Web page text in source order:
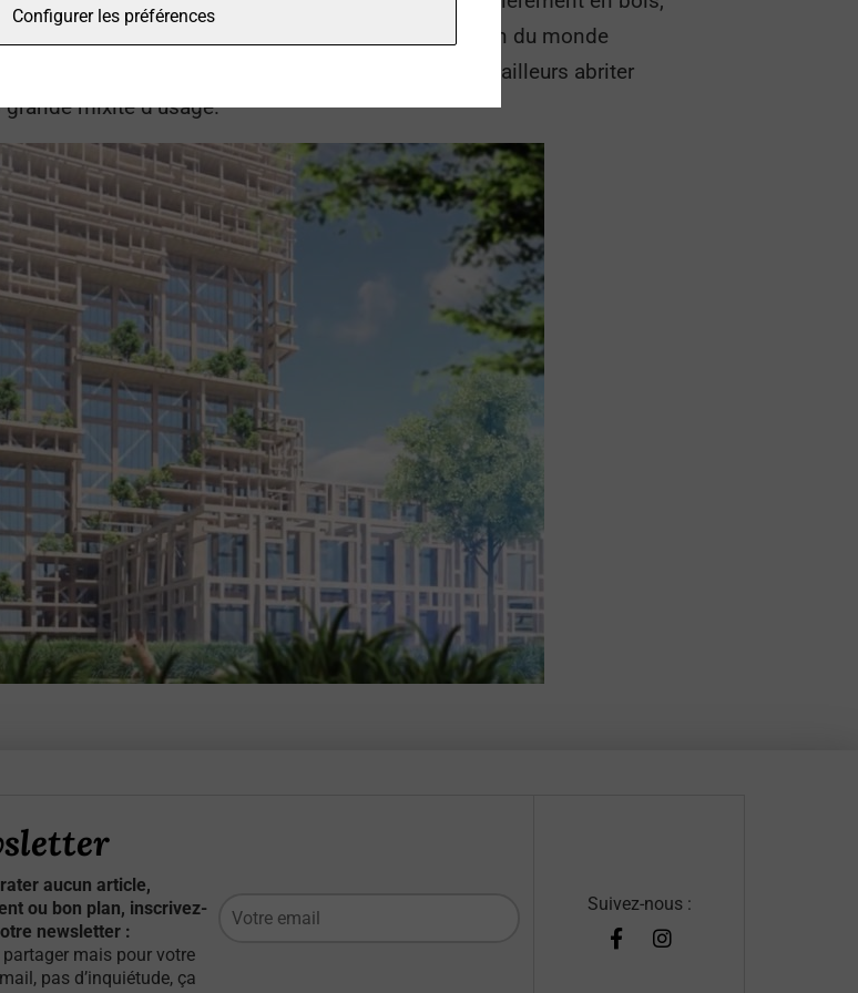
grandes villes du monde, en plus dans une région du monde
commerces, le bâtiment W350 devrait par ailleurs abriter
mixité d’usage.
aucun article,
ou bon plan, inscrivez-
newsletter :
partager mais pour votre
pas d’inquiétude, ça
Suivez-nous :
Configurer les préférences